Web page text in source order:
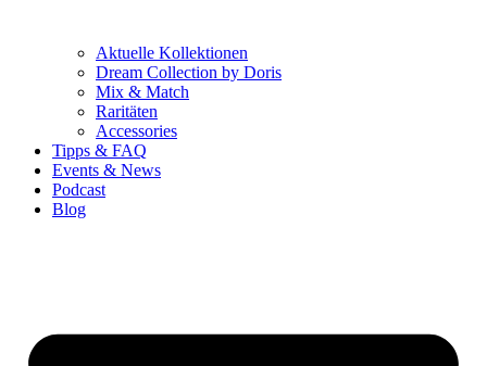
Aktuelle Kollektionen
Dream Collection by Doris
Mix & Match
Raritäten
Accessories
Tipps & FAQ
Events & News
Podcast
Blog